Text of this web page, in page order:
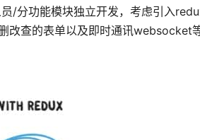
/分功能模块独立开发，考虑引入
查的表单以及即时通讯websocket